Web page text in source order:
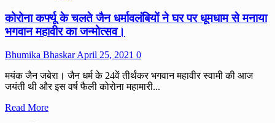
कोरोना कर्फ्यू के चलते जैन धर्मावलंबियों ने घर पर धूमधाम से मनाया
भगवान महावीर का जन्मोत्सव।
Bhumika BhaskarApril 25, 2021 0
मयंक जैन जबेरा। जैन धर्म के 24वें तीर्थंकर भगवान महावीर स्वामी की आज
जयंती थी और इस वर्ष फैली कोरोना महामारी...
Read MoreRead